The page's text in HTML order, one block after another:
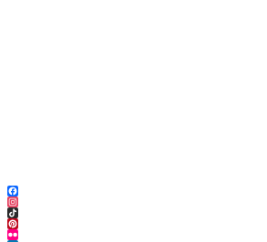
Facebook
Instagram
TikTok
Pinterest